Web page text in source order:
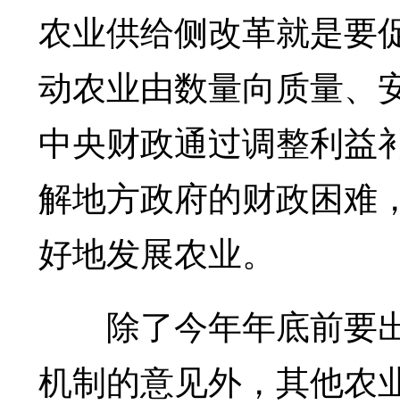
农业供给侧改革就是要
动农业由数量向质量、
中央财政通过调整利益
解地方政府的财政困难
好地发展农业。
除了今年年底前要
机制的意见外，其他农